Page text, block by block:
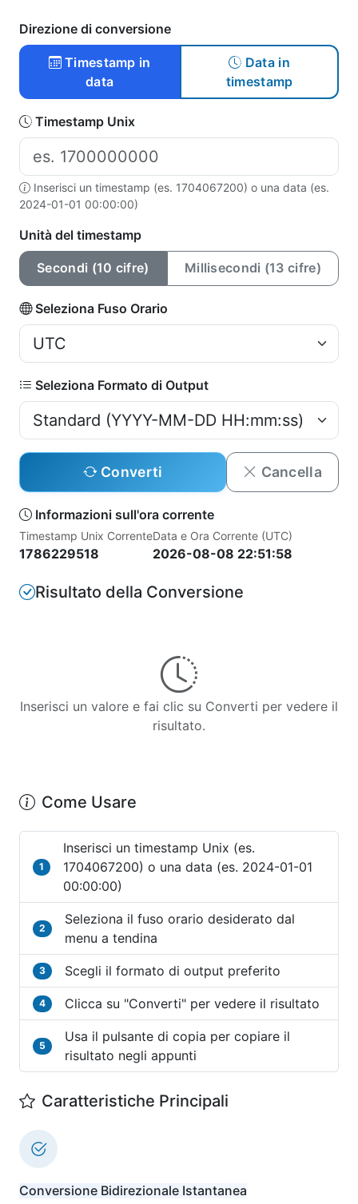
Direzione di conversione
Timestamp in
data
Data in
timestamp
Timestamp Unix
Inserisci un timestamp (es. 1704067200) o una data (es.
2024-01-01 00:00:00)
Unità del timestamp
Secondi (10 cifre) Millisecondi (13 cifre)
Seleziona Fuso Orario
Seleziona Formato di Output
Converti Cancella
Informazioni sull'ora corrente
Timestamp Unix Corrente
1786229518
Data e Ora Corrente (UTC)
2026-08-08 22:51:58
Risultato della Conversione
Inserisci un valore e fai clic su Converti per vedere il
risultato.
Come Usare
1
Inserisci un timestamp Unix (es.
1704067200) o una data (es. 2024-01-01
00:00:00)
2
Seleziona il fuso orario desiderato dal
menu a tendina
3 Scegli il formato di output preferito
4 Clicca su "Converti" per vedere il risultato
5
Usa il pulsante di copia per copiare il
risultato negli appunti
Caratteristiche Principali
Conversione Bidirezionale Istantanea